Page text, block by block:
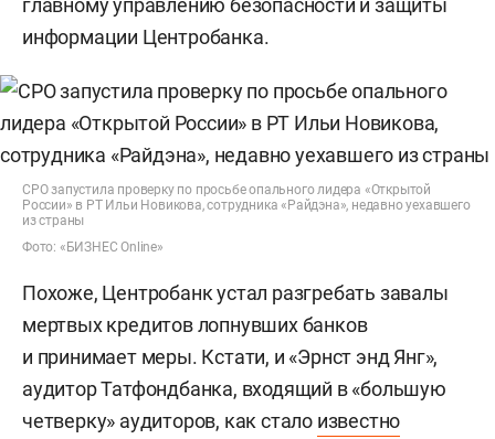
главному управлению безопасности и защиты
информации Центробанка.
СРО запустила проверку по просьбе опального лидера «Открытой
России» в РТ Ильи Новикова, сотрудника «Райдэна», недавно уехавшего
из страны
Фото: «БИЗНЕС Online»
Похоже, Центробанк устал разгребать завалы
мертвых кредитов лопнувших банков
и принимает меры. Кстати, и «Эрнст энд Янг»,
аудитор Татфондбанка, входящий в «большую
четверку» аудиторов, как стало известно